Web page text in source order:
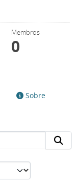
Membros
0
Sobre